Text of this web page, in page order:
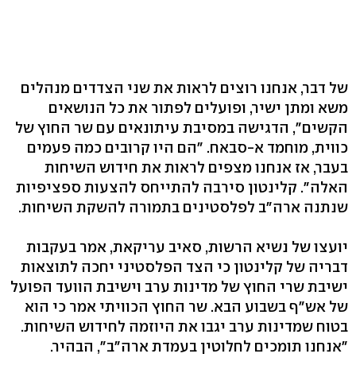
של דבר, אנחנו רוצים לראות את שני הצדדים מנהלים
משא ומתן ישיר, ופועלים לפתור את כל הנושאים
הקשים", הדגישה במסיבת עיתונאים עם שר החוץ של
כווית, מוחמד א-סבאח. "הם היו קרובים כמה פעמים
בעבר, אז אנחנו מצפים לראות את חידוש השיחות
האלה". קלינטון סירבה להתייחס להצעות ספציפיות
שנתנה ארה"ב לפלסטינים בתמורה להשקת השיחות.
יועצו של נשיא הרשות, סאיב עריקאת, אמר בעקבות
דבריה של קלינטון כי הצד הפלסטיני יחכה לתוצאות
ישיבת שרי החוץ של מדינות ערב וישיבת הוועד הפועל
של אש"ף בשבוע הבא. שר החוץ הכוויתי אמר כי הוא
בטוח שמדינות ערב יגבו את היוזמה לחידוש השיחות.
"אנחנו תומכים לחלוטין בעמדת ארה"ב", הבהיר.